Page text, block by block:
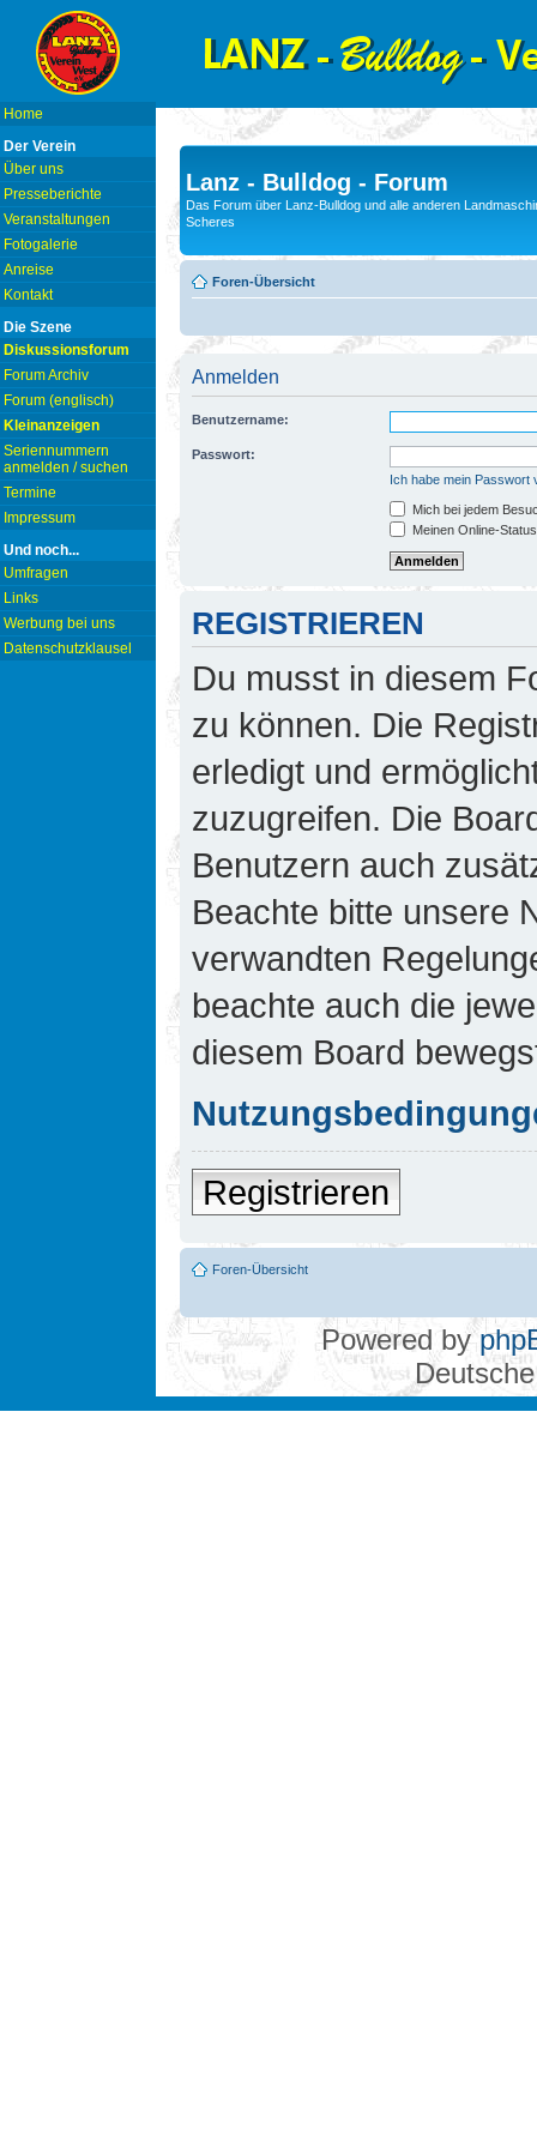
Home
Der Verein
Über uns
Presseberichte
Veranstaltungen
Fotogalerie
Anreise
Kontakt
Die Szene
Diskussionsforum
Forum Archiv
Forum (englisch)
Kleinanzeigen
Seriennummern
anmelden / suchen
Termine
Impressum
Und noch...
Umfragen
Links
Werbung bei uns
Datenschutzklausel
Lanz - Bulldog - Forum
Das Forum über Lanz-Bulldog und alle anderen
Scheres
Foren-Übersicht
Anmelden
Benutzername:
Passwort:
Ich habe mein Passwort
Mich bei jedem
Meinen Online-
REGISTRIEREN
Du musst in diesem
zu können. Die
erledigt und
zuzugreifen. Die
Benutzern auch
Beachte bitte unsere
verwandten
beachte auch die
diesem Board
Registrieren
Foren-Übersicht
Powered by